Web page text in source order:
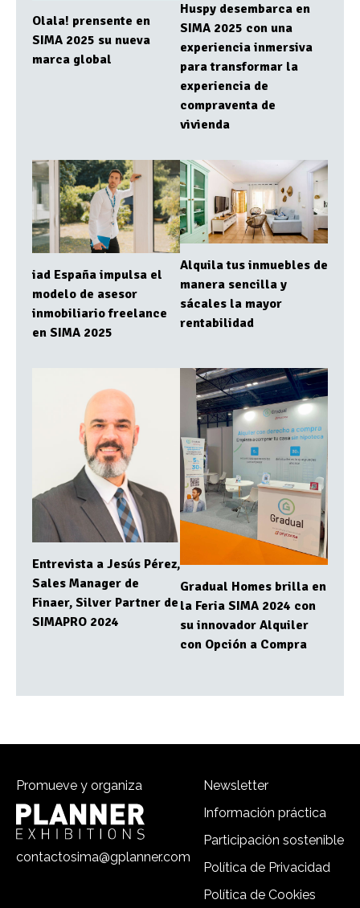
Olala! prensente en
SIMA 2025 su nueva
marca global
Huspy desembarca en
SIMA 2025 con una
experiencia inmersiva
para transformar la
experiencia de
compraventa de
vivienda
iad España impulsa el
modelo de asesor
inmobiliario freelance
en SIMA 2025
Alquila tus inmuebles de
manera sencilla y
sácales la mayor
rentabilidad
Entrevista a Jesús Pérez,
Sales Manager de
Finaer, Silver Partner de
SIMAPRO 2024
Gradual Homes brilla en
la Feria SIMA 2024 con
su innovador Alquiler
con Opción a Compra
Promueve y organiza
contactosima@gplanner.com
Newsletter
Información práctica
Participación sostenible
Política de Privacidad
Política de Cookies